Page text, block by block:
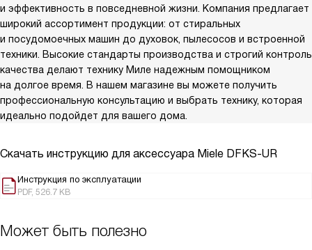
и эффективность в повседневной жизни. Компания предлагает
широкий ассортимент продукции: от стиральных
и посудомоечных машин до духовок, пылесосов и встроенной
техники. Высокие стандарты производства и строгий контроль
качества делают технику Миле надежным помощником
на долгое время. В нашем магазине вы можете получить
профессиональную консультацию и выбрать технику, которая
идеально подойдет для вашего дома.
Скачать инструкцию для аксессуара Miele DFKS-UR
Инструкция по эксплуатации
PDF, 526.7 KB
Может быть полезно